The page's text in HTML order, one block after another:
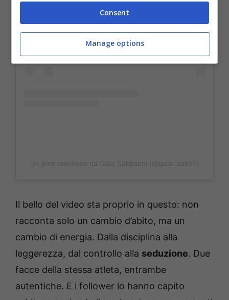
Visualizza questo post su Instagram
Il bello del video sta proprio in questo: non
racconta solo un cambio d’abito, ma un
cambio di energia. Dalla disciplina alla
leggerezza, dal controllo alla seduzione. Due
facce della stessa atleta, entrambe
autentiche. E i follower lo hanno capito
Consent
Manage options